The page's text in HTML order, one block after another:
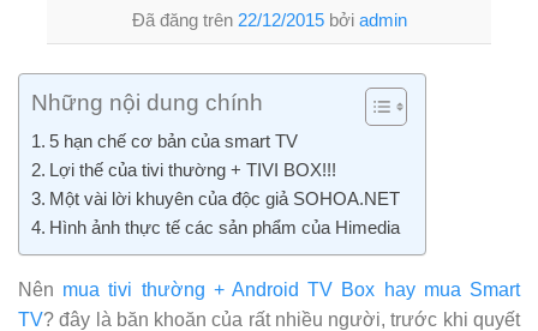
Đã đăng trên 22/12/2015 bởi admin
Những nội dung chính
5 hạn chế cơ bản của smart TV
Lợi thế của tivi thường + TIVI BOX!!!
Một vài lời khuyên của độc giả SOHOA.NET
Hình ảnh thực tế các sản phẩm của Himedia
Nên mua tivi thường + Android TV Box hay mua Smart
TV? đây là băn khoăn của rất nhiều người, trước khi quyết